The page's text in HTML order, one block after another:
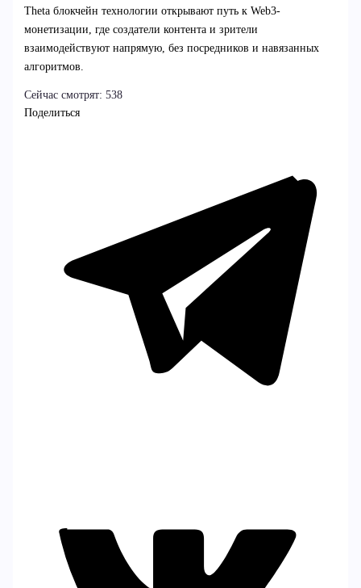
Theta блокчейн технологии открывают путь к Web3-
монетизации, где создатели контента и зрители
взаимодействуют напрямую, без посредников и навязанных
алгоритмов.
Сейчас смотрят: 538
Поделиться